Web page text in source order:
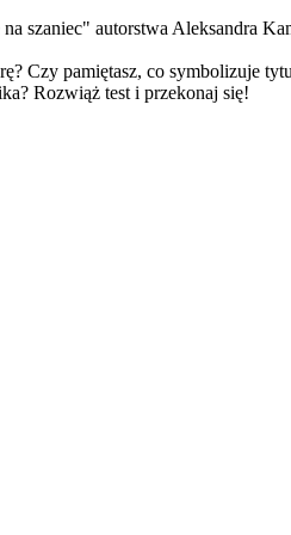
szaniec" autorstwa Aleksandra
Czy pamiętasz, co symbolizuje
Rozwiąż test i przekonaj się!